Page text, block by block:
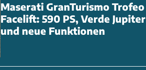
Maserati GranTurismo Trofeo
Facelift: 590 PS, Verde Jupiter
und neue Funktionen